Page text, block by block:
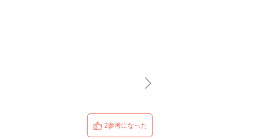
2参考になった